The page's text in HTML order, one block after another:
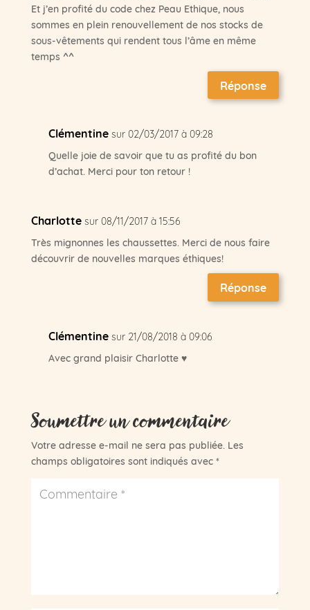
Et j’en profité du code chez Peau Ethique, nous
sommes en plein renouvellement de nos stocks de
sous-vêtements qui rendent tous l’âme en même
temps ^^
Réponse
Clémentine sur 02/03/2017 à 09:28
Quelle joie de savoir que tu as profité du bon
d’achat. Merci pour ton retour !
Charlotte sur 08/11/2017 à 15:56
Très mignonnes les chaussettes. Merci de nous faire
découvrir de nouvelles marques éthiques!
Réponse
Clémentine sur 21/08/2018 à 09:06
Avec grand plaisir Charlotte ♥
Soumettre un commentaire
Votre adresse e-mail ne sera pas publiée. Les
champs obligatoires sont indiqués avec *